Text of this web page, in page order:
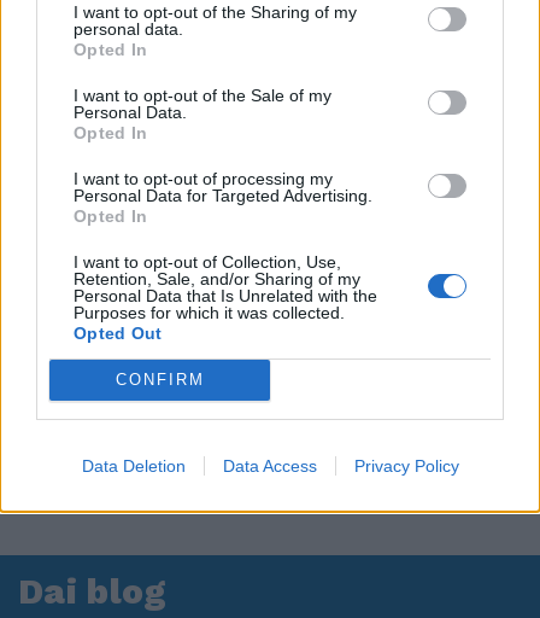
I want to opt-out of the Sharing of my
personal data.
Opted In
I want to opt-out of the Sale of my
Personal Data.
Opted In
I want to opt-out of processing my
Personal Data for Targeted Advertising.
Opted In
I want to opt-out of Collection, Use,
Retention, Sale, and/or Sharing of my
Personal Data that Is Unrelated with the
Purposes for which it was collected.
Opted Out
CONFIRM
Data Deletion Data Access Privacy Policy
Dai blog